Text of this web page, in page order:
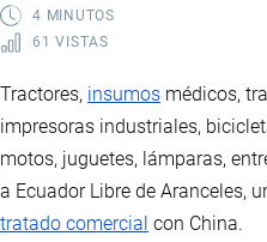
SECTOR
FLORÍCOLA
4 MINUTOS
61 VISTAS
Tractores, insumos médicos,
impresoras industriales,
motos, juguetes, lámparas,
a Ecuador Libre de Aranceles,
tratado comercial con China.